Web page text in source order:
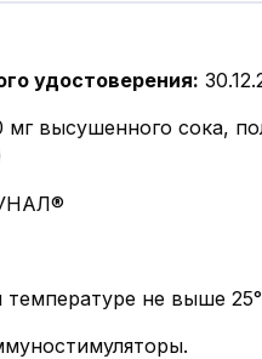
удостоверения:
мг высушенного сока,
температуре не выше